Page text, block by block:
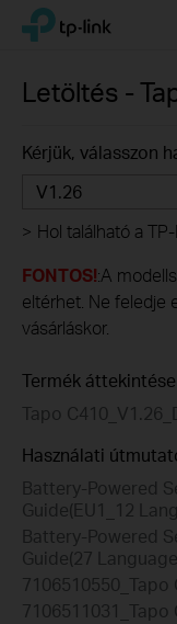
Click
navigation
TP-Link, Reliably Smart
Letöltés -
Kérjük, válasszon
V1.26
> Hol található a
FONTOS!:A
eltérhet. Ne feledje
vásárláskor.
Termék áttekintése
Tapo
Használati
Battery-Powered
Guide(EU1_12
Battery-Powered
Guide(27
7106510550_Tapo
7106511031_Tapo